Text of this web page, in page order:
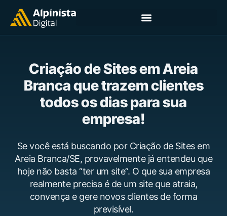
Criação de Sites em Areia
Branca que trazem clientes
todos os dias para sua
empresa!
Se você está buscando por Criação de Sites em
Areia Branca/SE, provavelmente já entendeu que
hoje não basta “ter um site”. O que sua empresa
realmente precisa é de um site que atraia,
convença e gere novos clientes de forma
previsível.